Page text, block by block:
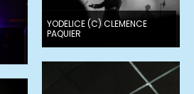
YODELICE (C) CLEMENCE
PAQUIER